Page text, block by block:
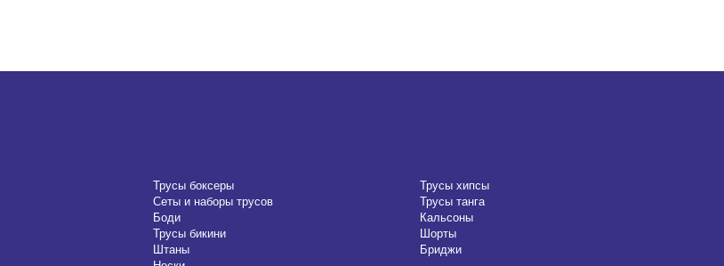
Трусы боксеры
Трусы хипсы
Сеты и наборы трусов
Трусы танга
Боди
Кальсоны
Трусы бикини
Шорты
Штаны
Бриджи